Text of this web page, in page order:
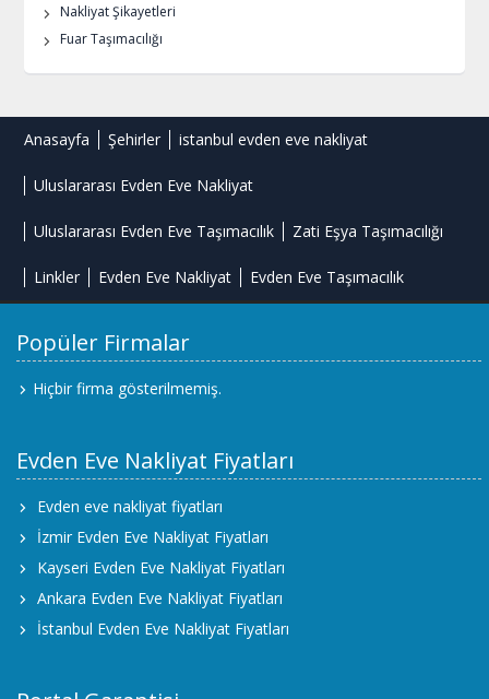
Nakliyat Şikayetleri
Fuar Taşımacılığı
Anasayfa Şehirler istanbul evden eve nakliyat
Uluslararası Evden Eve Nakliyat
Uluslararası Evden Eve Taşımacılık Zati Eşya Taşımacılığı
Linkler Evden Eve Nakliyat Evden Eve Taşımacılık
Popüler Firmalar
Hiçbir firma gösterilmemiş.
Evden Eve Nakliyat Fiyatları
Evden eve nakliyat fiyatları
İzmir Evden Eve Nakliyat Fiyatları
Kayseri Evden Eve Nakliyat Fiyatları
Ankara Evden Eve Nakliyat Fiyatları
İstanbul Evden Eve Nakliyat Fiyatları